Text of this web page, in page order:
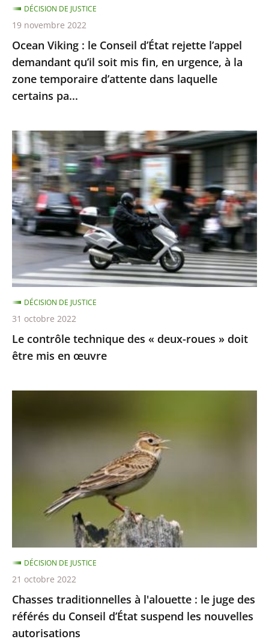
soit
mis
fin,
en
urgence,
temporaire
d’attente
dans
laquelle
certains
pa...
Ocean Viking : le Conseil d’État rejette l’appel
demandant qu’il soit mis fin, en urgence, à la
zone temporaire d’attente dans laquelle
certains pa...
DÉCISION DE JUSTICE
19 novembre 2022
Le
contrôle
technique
des
«
deux-
roues
doit
être
mis
en
œuvre
Le contrôle technique des « deux-roues » doit
être mis en œuvre
DÉCISION DE JUSTICE
31 octobre 2022
du
Conseil
d’État
suspend
les
nouvelles
Chasses traditionnelles à l'alouette : le juge des
référés du Conseil d’État suspend les nouvelles
autorisations
DÉCISION DE JUSTICE
21 octobre 2022